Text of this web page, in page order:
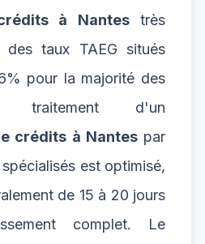
à Nantestrès
des taux TAEG situés
pour la majorité des
traitement d'un
crédits à Nantespar
est optimisé,
de 15 à 20 jours
complet. Le